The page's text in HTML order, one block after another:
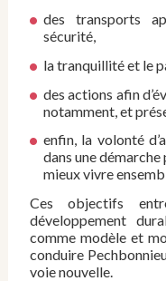
des transports
sécurité,
la tranquillité et le
des actions afin
notamment, et
enfin, la volonté
dans une
mieux vivre
Ces objectifs
développement
comme modèle et
conduire
voie nouvelle.